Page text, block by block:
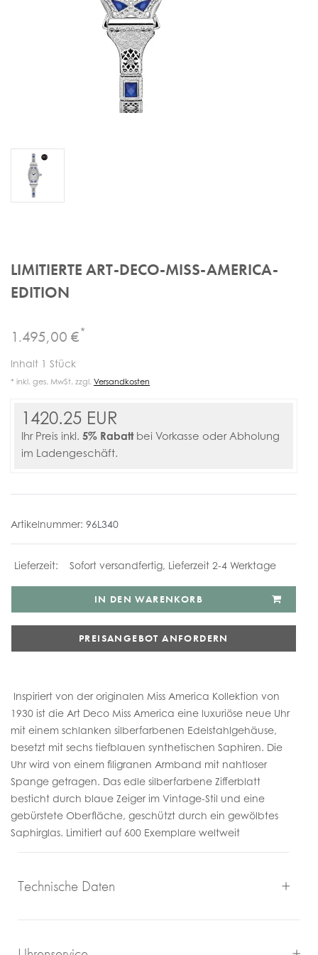
LIMITIERTE ART-DECO-MISS-AMERICA-
EDITION
1.495,00 €*
Inhalt 1 Stück
* inkl. ges. MwSt. zzgl. Versandkosten
1420.25 EUR
Ihr Preis inkl. 5% Rabattbei Vorkasse oder Abholung
im Ladengeschäft.
Artikelnummer: 96L340
Sofort versandfertig, Lieferzeit 2-4 Werktage
IN DEN WARENKORB
PREISANGEBOT ANFORDERN
Inspiriert von der originalen Miss America Kollektion von
1930 ist die Art Deco Miss America eine luxuriöse neue Uhr
mit einem schlanken silberfarbenen Edelstahlgehäuse,
besetzt mit sechs tiefblauen synthetischen Saphiren. Die
Uhr wird von einem filigranen Armband mit nahtloser
Spange getragen. Das edle silberfarbene Zifferblatt
besticht durch blaue Zeiger im Vintage-Stil und eine
gebürstete Oberfläche, geschützt durch ein gewölbtes
Saphirglas. Limitiert auf 600 Exemplare weltweit
Technische Daten